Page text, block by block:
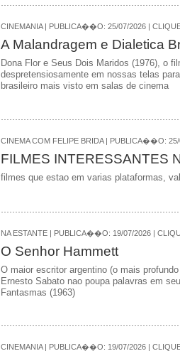
CINEMANIA | PUBLICA��O: 25/07/2026 |
A Malandragem e Dialetica
Dona Flor e Seus Dois Maridos (1976), o
despretensiosamente em nossas telas
brasileiro mais visto em salas de cinema
CINEMA COM FELIPE BRIDA | PUBLICA��O:
FILMES INTERESSANTES
filmes que estao em varias plataformas,
NA ESTANTE | PUBLICA��O: 19/07/2026 |
O Senhor Hammett
O maior escritor argentino (o mais
Ernesto Sabato nao poupa palavras em
Fantasmas (1963)
CINEMANIA | PUBLICA��O: 19/07/2026 |